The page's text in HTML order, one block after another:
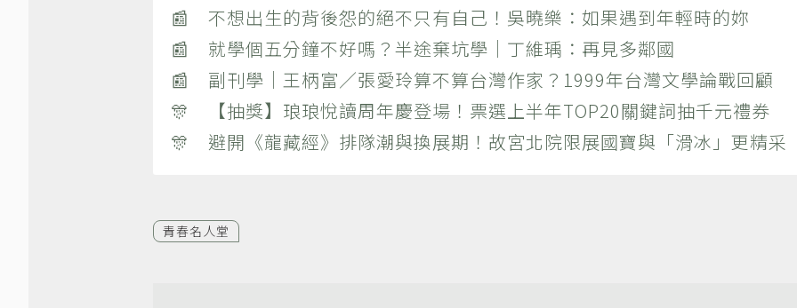
📰 不想出生的背後怨的絕不只有自己！吳曉樂：如果遇到年輕時的妳
📰 就學個五分鐘不好嗎？半途棄坑學｜丁維瑀：再見多鄰國
📰 副刊學｜王柄富／張愛玲算不算台灣作家？1999年台灣文學論戰回顧
🎊 【抽獎】琅琅悅讀周年慶登場！票選上半年TOP20關鍵詞抽千元禮券
🎊 避開《龍藏經》排隊潮與換展期！故宮北院限展國寶與「滑冰」更精采
青春名人堂